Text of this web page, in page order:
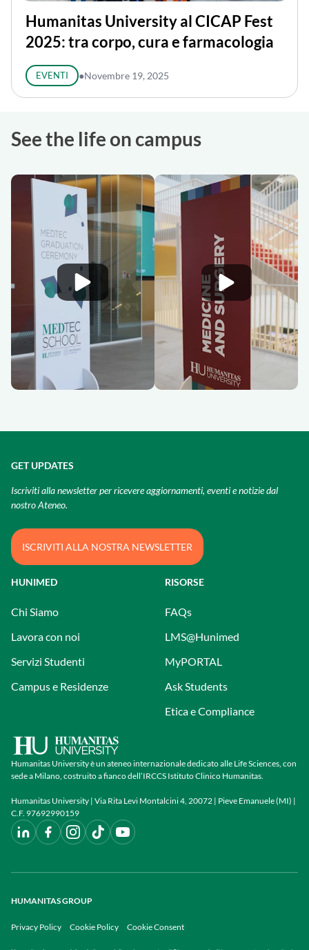
Humanitas University al CICAP Fest
2025: tra corpo, cura e farmacologia
EVENTI ●Novembre 19, 2025
See the life on campus
Humanitas University è un ateneo internazionale dedicato alle Life Sciences, con
sede a Milano, costruito a fianco dell’IRCCS Istituto Clinico Humanitas.
Humanitas University | Via Rita Levi Montalcini 4, 20072 | Pieve Emanuele (MI) |
C.F. 97692990159
HUNIMED
Chi Siamo
Lavora con noi
Servizi Studenti
Campus e Residenze
RISORSE
FAQs
LMS@Hunimed
MyPORTAL
Ask Students
Etica e Compliance
GET UPDATES
Iscriviti alla newsletter per ricevere aggiornamenti, eventi e notizie dal
nostro Ateneo.
ISCRIVITI ALLA NOSTRA NEWSLETTER
HUMANITAS GROUP
Privacy Policy Cookie Policy Cookie Consent